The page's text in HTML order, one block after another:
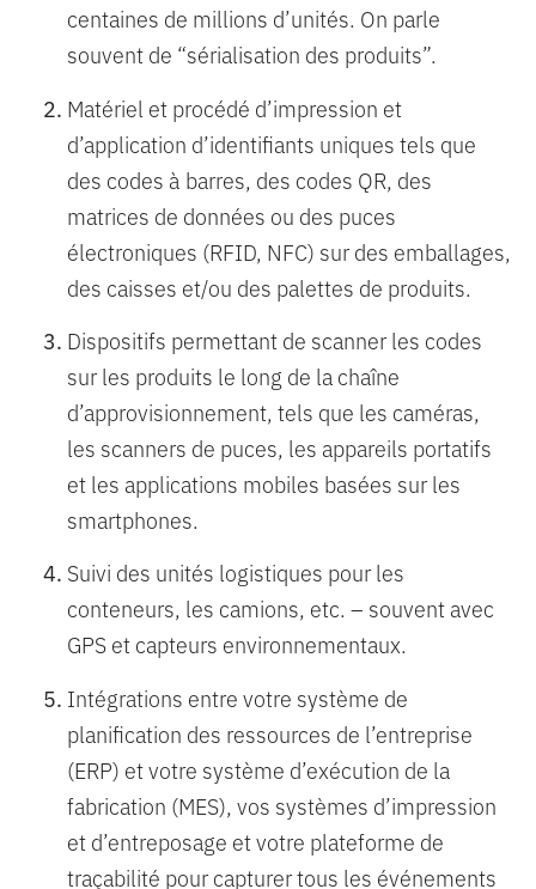
centaines de millions d’unités. On parle
souvent de “sérialisation des produits”.
Matériel et procédé d’impression et
d’application d’identifiants uniques tels que
des codes à barres, des codes QR, des
matrices de données ou des puces
électroniques (RFID, NFC) sur des emballages,
des caisses et/ou des palettes de produits.
Dispositifs permettant de scanner les codes
sur les produits le long de la chaîne
d’approvisionnement, tels que les caméras,
les scanners de puces, les appareils portatifs
et les applications mobiles basées sur les
smartphones.
Suivi des unités logistiques pour les
conteneurs, les camions, etc. – souvent avec
GPS et capteurs environnementaux.
Intégrations entre votre système de
planification des ressources de l’entreprise
(ERP) et votre système d’exécution de la
fabrication (MES), vos systèmes d’impression
et d’entreposage et votre plateforme de
traçabilité pour capturer tous les événements